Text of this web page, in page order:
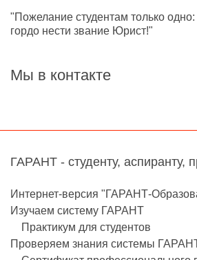
"Пожелание студентам только
гордо нести звание Юрист!"
Мы в контакте
ГАРАНТ - студенту, аспиранту,
Интернет-версия "ГАРАНТ-
Изучаем систему ГАРАНТ
Практикум для студентов
Проверяем знания системы